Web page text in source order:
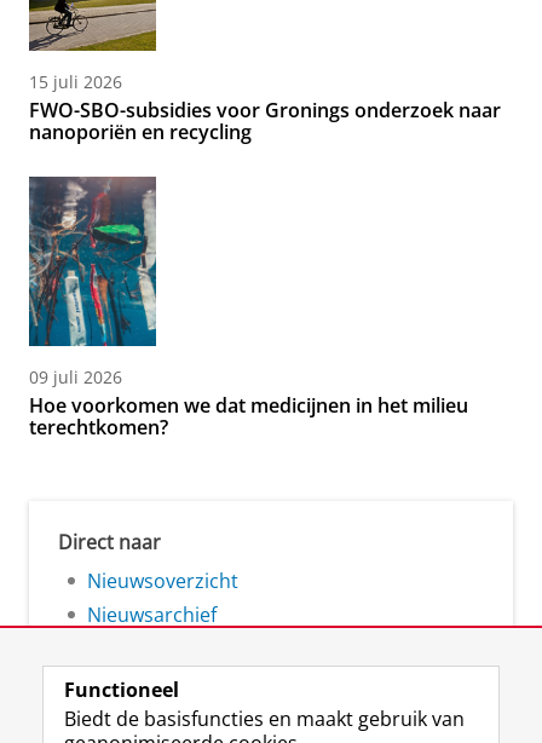
15 juli 2026
FWO-SBO-subsidies voor Gronings onderzoek naar
nanoporiën en recycling
09 juli 2026
Hoe voorkomen we dat medicijnen in het milieu
terechtkomen?
Direct naar
Nieuwsoverzicht
Nieuwsarchief
Functioneel
Biedt de basisfuncties en maakt gebruik van